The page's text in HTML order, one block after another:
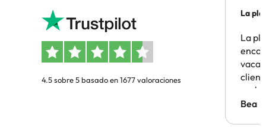
4.5 sobre 5 basado en 1677 valoraciones
La
La
Bea